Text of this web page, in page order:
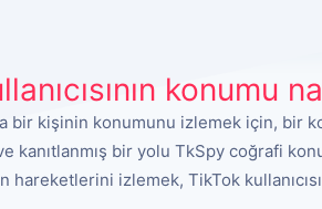
konumu
bir kişinin konumunu izlemek için,
kanıtlanmış bir yolu TkSpy coğrafi
hareketlerini izlemek, TikTok